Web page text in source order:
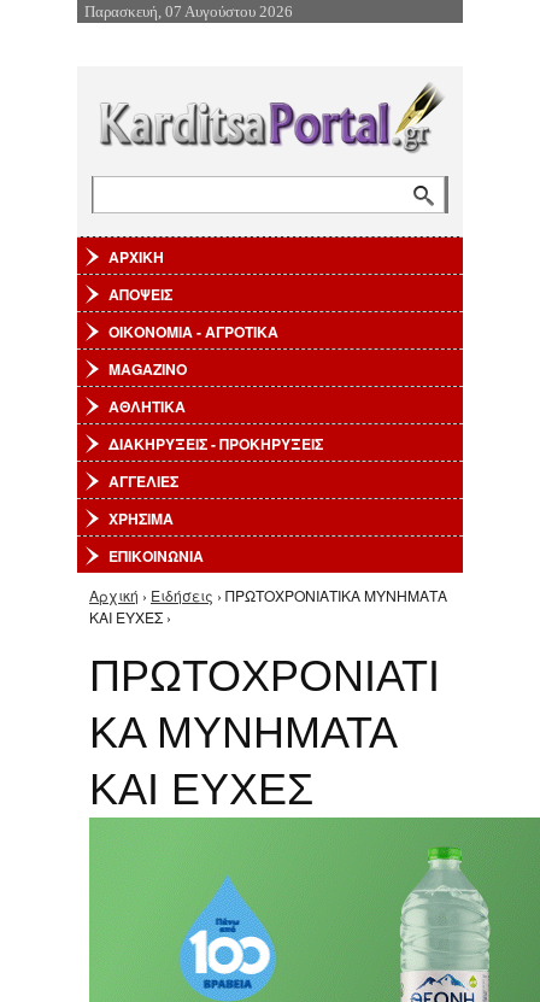
Επιστροφή στην Πλοήγηση
Παρασκευή, 07 Αυγούστου 2026
ΑΡΧΙΚΗ
ΑΠΟΨΕΙΣ
ΟΙΚΟΝΟΜΙΑ - ΑΓΡΟΤΙΚΑ
MAGAZINO
ΑΘΛΗΤΙΚΑ
ΔΙΑΚΗΡΥΞΕΙΣ - ΠΡΟΚΗΡΥΞΕΙΣ
ΑΓΓΕΛΙΕΣ
ΧΡΗΣΙΜΑ
ΕΠΙΚΟΙΝΩΝΙΑ
Είστε εδώ
Αρχική › Ειδήσεις › ΠΡΩΤΟΧΡΟΝΙΑΤΙΚΑ ΜΥΝΗΜΑΤΑ
ΚΑΙ ΕΥΧΕΣ ›
ΠΡΩΤΟΧΡΟΝΙΑΤΙ
ΚΑ ΜΥΝΗΜΑΤΑ
ΚΑΙ ΕΥΧΕΣ